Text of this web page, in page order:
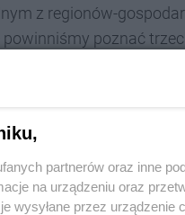
z regionów-
poznać
w czterech halach.
widowisko, które
kraj. Zyskaliśmy
partnerów oraz inne
na urządzeniu oraz
wysyłane przez urządzenie